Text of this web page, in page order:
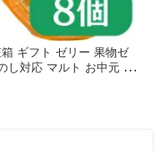
ギフト ゼリー 果物ゼ
し対応 マルト お中元 御